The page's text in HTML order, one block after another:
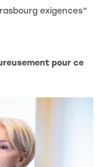
exigences”
pour ce